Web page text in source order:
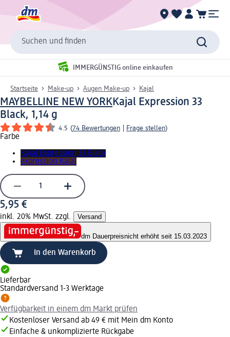
Suchen und finden
IMMERGÜNSTIG online einkaufen
Startseite Make-up Augen Make-up Kajal
MAYBELLINE NEW YORKKajal Expression 33
Black, 1,14 g
4.5 (74 Bewertungen Frage stellen)
Farbe
Kajal Expression 33 Black
expression Kajal
5,95 €
inkl. 20% MwSt. zzgl. Versand
dm Dauerpreisnicht erhöht seit 15.03.2023
In den Warenkorb
Lieferbar
Standardversand 1-3 Werktage
Verfügbarkeit in einem dm Markt prüfen
Kostenloser Versand ab 49 € mit Mein dm Konto
Einfache & unkomplizierte Rückgabe